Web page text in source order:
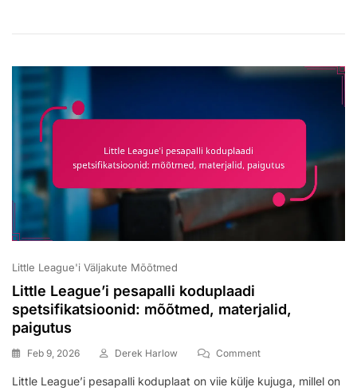
Kestus,
Piirangud,
Viivitused
Little League'i Väljakute Mõõtmed
Little League’i pesapalli koduplaadi
spetsifikatsioonid: mõõtmed, materjalid,
paigutus
Feb 9, 2026 Derek Harlow CommentOn
League’i
Little League’i pesapalli koduplaat on viie külje kujuga, millel on